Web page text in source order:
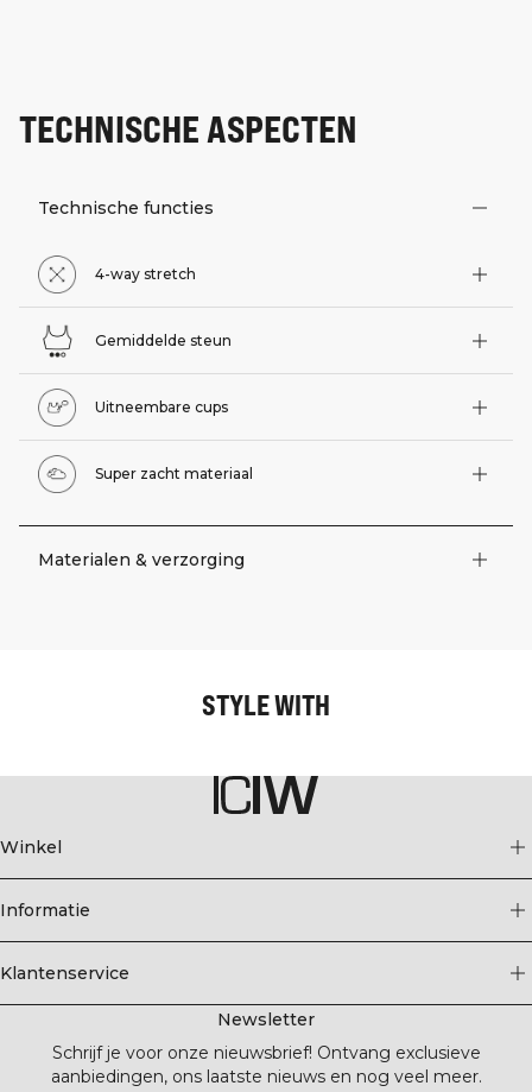
TECHNISCHE ASPECTEN
Technische functies
4-way stretch
Gemiddelde steun
Uitneembare cups
Super zacht materiaal
Materialen & verzorging
STYLE WITH
Winkel
Informatie
Klantenservice
Newsletter
Schrijf je voor onze nieuwsbrief! Ontvang exclusieve
aanbiedingen, ons laatste nieuws en nog veel meer.